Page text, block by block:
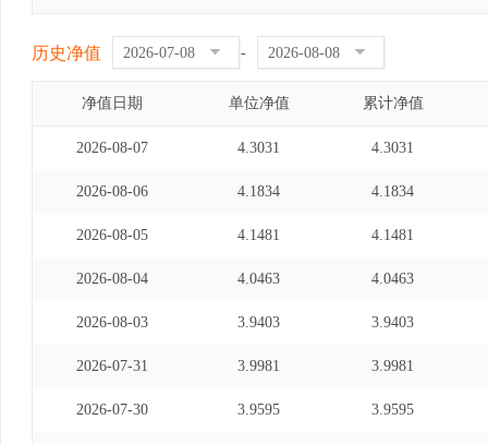
历史净值 -
净值日期 单位净值 累计净值
2026-08-07 4.3031 4.3031
2026-08-06 4.1834 4.1834
2026-08-05 4.1481 4.1481
2026-08-04 4.0463 4.0463
2026-08-03 3.9403 3.9403
2026-07-31 3.9981 3.9981
2026-07-30 3.9595 3.9595